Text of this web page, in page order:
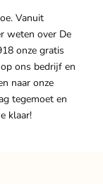
Vanuit
weten over De
onze gratis
ons bedrijf en
naar onze
tegemoet en
klaar!